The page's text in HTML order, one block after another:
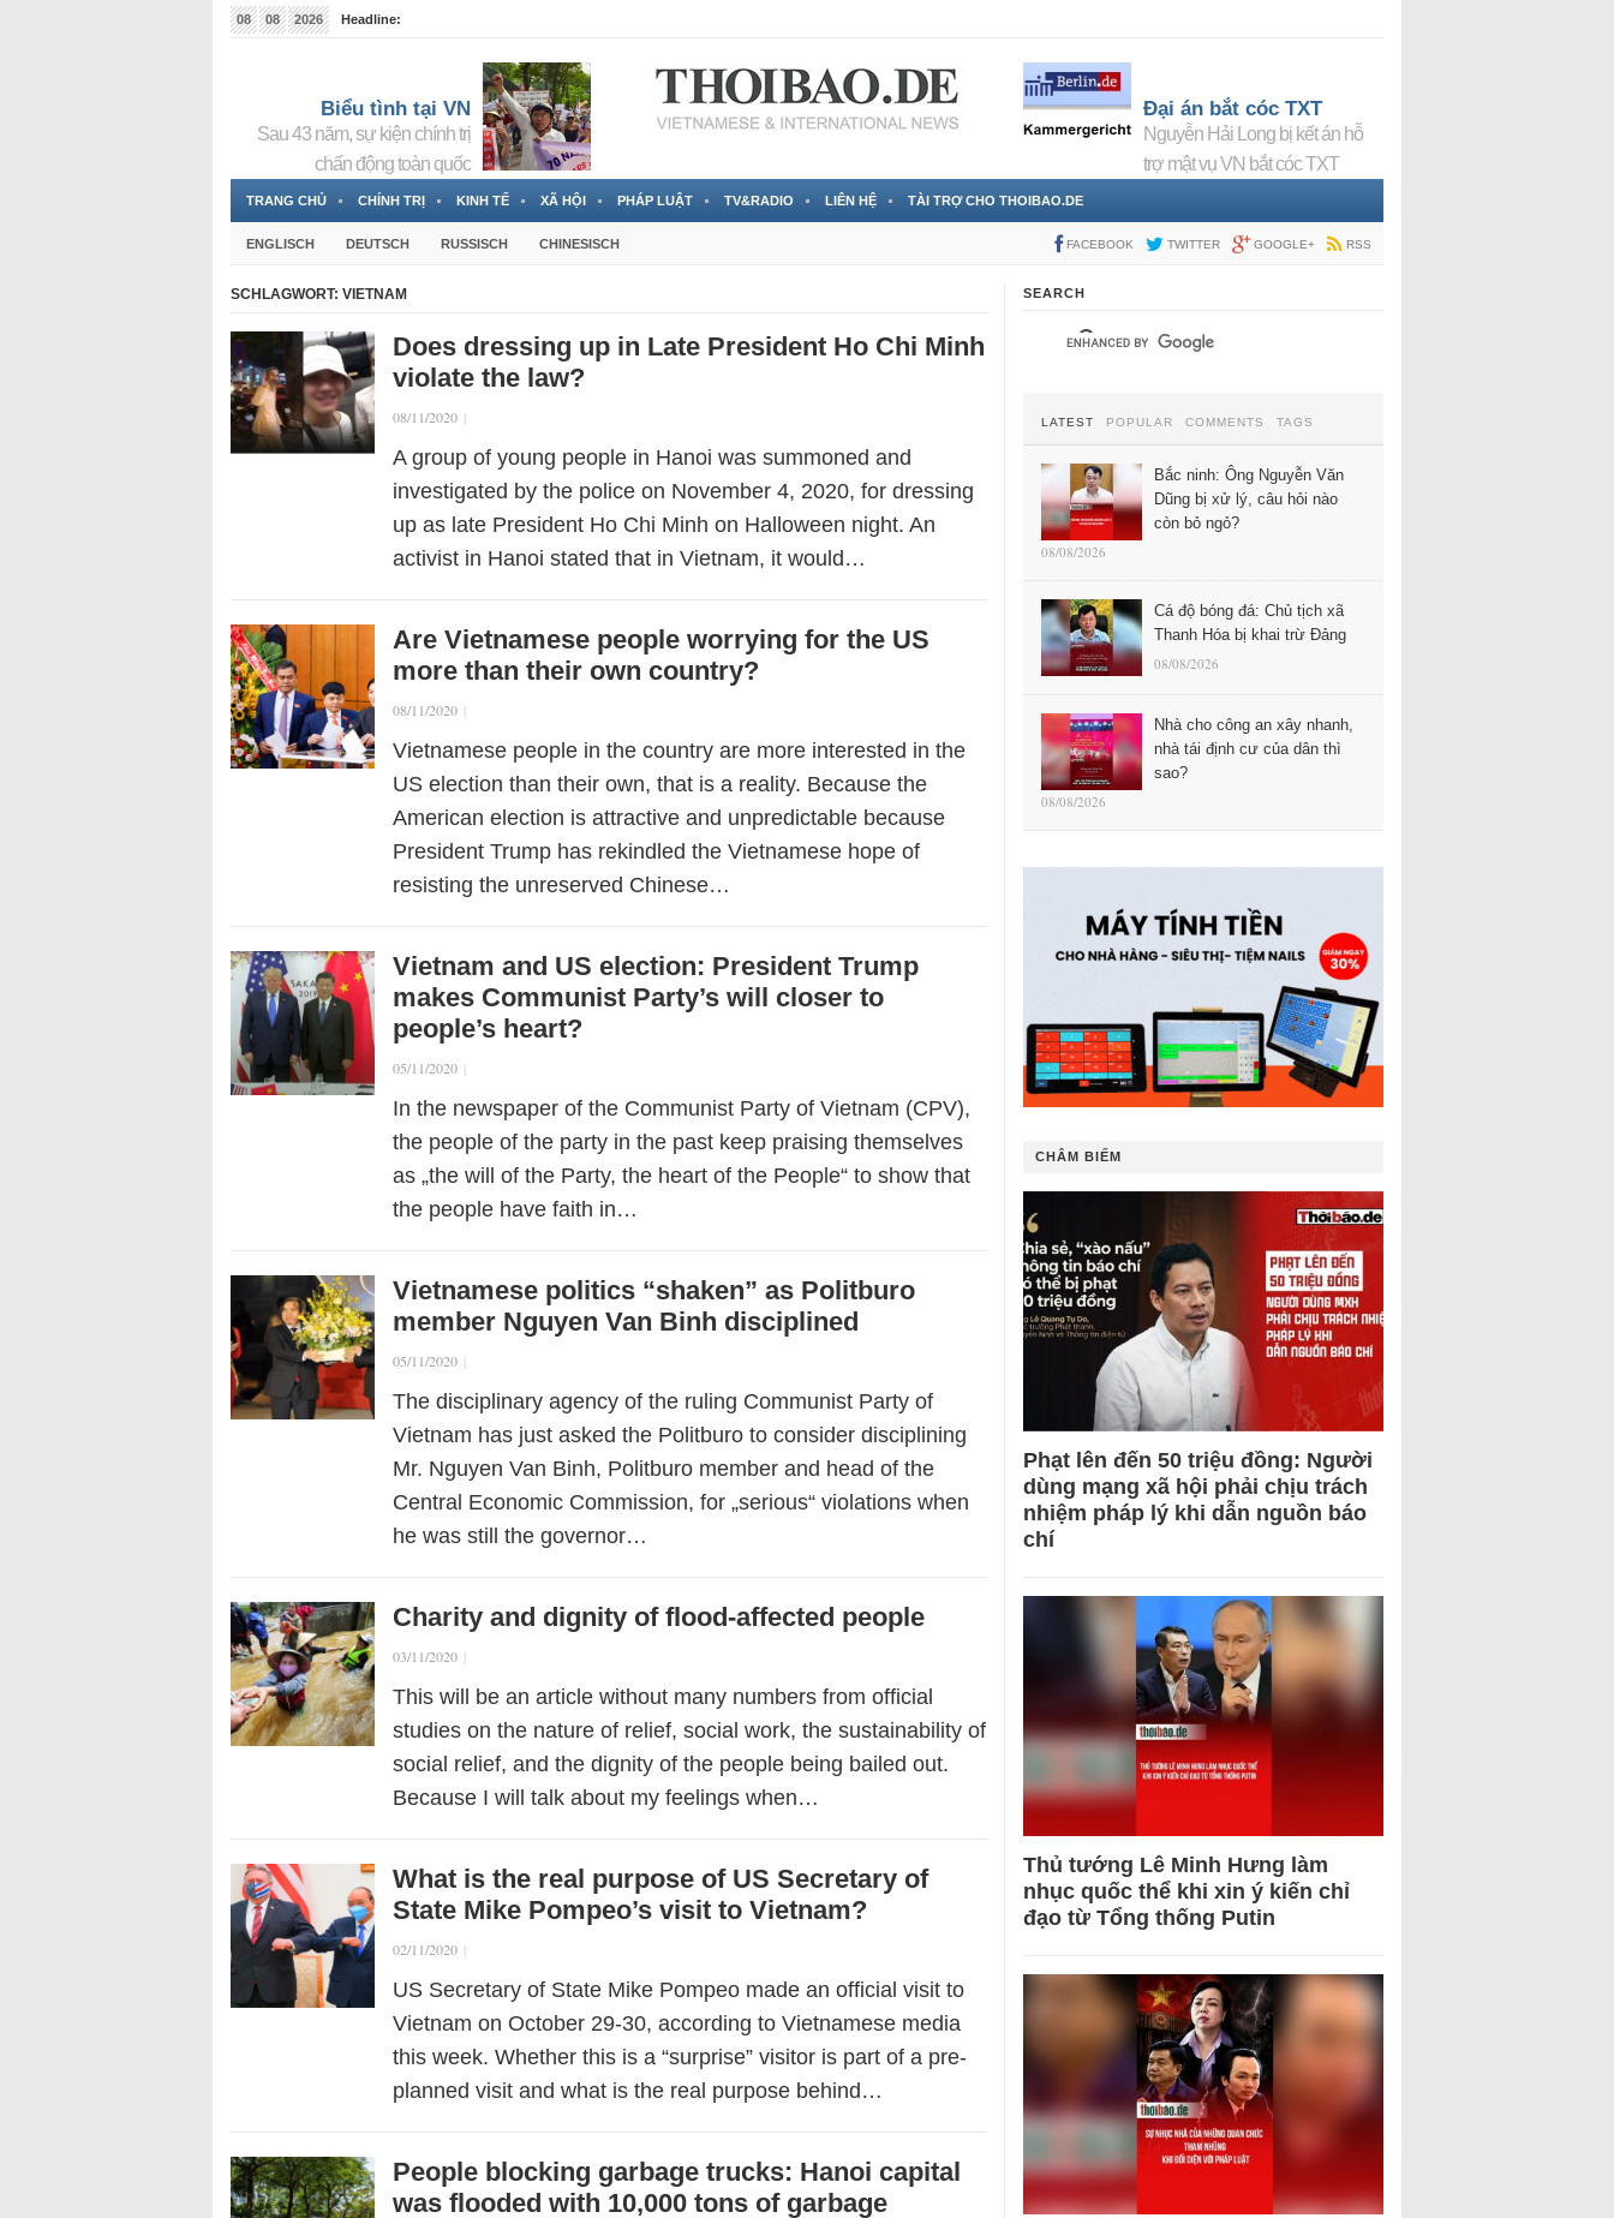
08 08 2026
Headline:
Biểu tình tại VN
Sau 43 năm, sự kiện chính trị
chấn động toàn quốc
Đại án bắt cóc TXT
Nguyễn Hải Long bị kết án hỗ
trợ mật vụ VN bắt cóc TXT
TRANG CHỦ CHÍNH TRỊ KINH TẾ XÃ HỘI PHÁP LUẬT TV&RADIO LIÊN HỆ TÀI TRỢ CHO THOIBAO.DE
ENGLISCH DEUTSCH RUSSISCH CHINESISCH FACEBOOK TWITTER GOOGLE+ RSS
SCHLAGWORT: VIETNAM
Does dressing up in Late President Ho Chi Minh
violate the law?
08/11/2020 |
A group of young people in Hanoi was summoned and
investigated by the police on November 4, 2020, for dressing
up as late President Ho Chi Minh on Halloween night. An
activist in Hanoi stated that in Vietnam, it would…
Are Vietnamese people worrying for the US
more than their own country?
08/11/2020 |
Vietnamese people in the country are more interested in the
US election than their own, that is a reality. Because the
American election is attractive and unpredictable because
President Trump has rekindled the Vietnamese hope of
resisting the unreserved Chinese…
Vietnam and US election: President Trump
makes Communist Party’s will closer to
people’s heart?
05/11/2020 |
In the newspaper of the Communist Party of Vietnam (CPV),
the people of the party in the past keep praising themselves
as „the will of the Party, the heart of the People“ to show that
the people have faith in…
Vietnamese politics “shaken” as Politburo
member Nguyen Van Binh disciplined
05/11/2020 |
The disciplinary agency of the ruling Communist Party of
Vietnam has just asked the Politburo to consider disciplining
Mr. Nguyen Van Binh, Politburo member and head of the
Central Economic Commission, for „serious“ violations when
he was still the governor…
Charity and dignity of flood-affected people
03/11/2020 |
This will be an article without many numbers from official
studies on the nature of relief, social work, the sustainability of
social relief, and the dignity of the people being bailed out.
Because I will talk about my feelings when…
What is the real purpose of US Secretary of
State Mike Pompeo’s visit to Vietnam?
02/11/2020 |
US Secretary of State Mike Pompeo made an official visit to
Vietnam on October 29-30, according to Vietnamese media
this week. Whether this is a “surprise” visitor is part of a pre-
planned visit and what is the real purpose behind…
People blocking garbage trucks: Hanoi capital
was flooded with 10,000 tons of garbage
SEARCH
LATEST POPULAR COMMENTS TAGS
Bắc ninh: Ông Nguyễn Văn
Dũng bị xử lý, câu hỏi nào
còn bỏ ngỏ?
08/08/2026
Cá độ bóng đá: Chủ tịch xã
Thanh Hóa bị khai trừ Đảng
08/08/2026
Nhà cho công an xây nhanh,
nhà tái định cư của dân thì
sao?
08/08/2026
CHÂM BIẾM
Phạt lên đến 50 triệu đồng: Người
dùng mạng xã hội phải chịu trách
nhiệm pháp lý khi dẫn nguồn báo
chí
Thủ tướng Lê Minh Hưng làm
nhục quốc thể khi xin ý kiến chỉ
đạo từ Tổng thống Putin